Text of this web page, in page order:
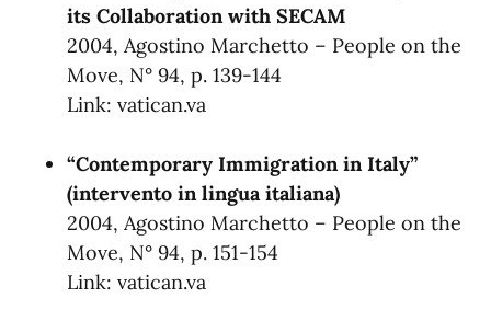
its Collaboration with SECAM
2004, Agostino Marchetto – People on the
Move, N° 94, p. 139-144
Link:vatican.va
“Contemporary Immigration in Italy”
(intervento in lingua italiana)
2004, Agostino Marchetto – People on the
Move, N° 94, p. 151-154
Link:vatican.va